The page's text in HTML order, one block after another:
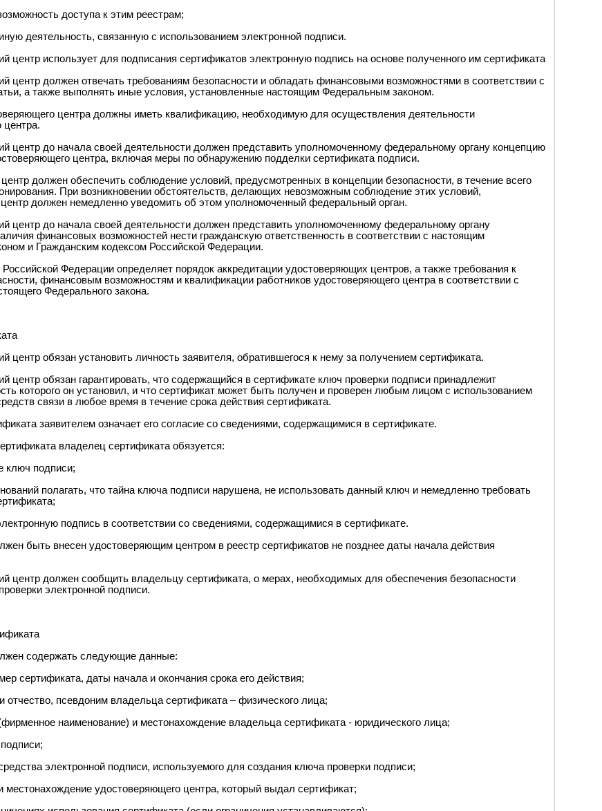
доступа к этим реестрам;
деятельность, связанную с использованием электронной подписи.
центр использует для подписания сертификатов электронную подпись на основе полученного им сертификата
центр должен отвечать требованиям безопасности и обладать финансовыми возможностями в соответствии с
а также выполнять иные условия, установленные настоящим Федеральным законом.
центра должны иметь квалификацию, необходимую для осуществления деятельности
центра.
центр до начала своей деятельности должен представить уполномоченному федеральному органу концепцию
центра, включая меры по обнаружению подделки сертификата подписи.
должен обеспечить соблюдение условий, предусмотренных в концепции безопасности, в течение всего
При возникновении обстоятельств, делающих невозможным соблюдение этих условий,
должен немедленно уведомить об этом уполномоченный федеральный орган.
центр до начала своей деятельности должен представить уполномоченному федеральному органу
финансовых возможностей нести гражданскую ответственность в соответствии с настоящим
и Гражданским кодексом Российской Федерации.
Федерации определяет порядок аккредитации удостоверяющих центров, а также требования к
финансовым возможностям и квалификации работников удостоверяющего центра в соответствии с
Федерального закона.
центр обязан установить личность заявителя, обратившегося к нему за получением сертификата.
центр обязан гарантировать, что содержащийся в сертификате ключ проверки подписи принадлежит
которого он установил, и что сертификат может быть получен и проверен любым лицом с использованием
связи в любое время в течение срока действия сертификата.
заявителем означает его согласие со сведениями, содержащимися в сертификате.
владелец сертификата обязуется:
ключ подписи;
полагать, что тайна ключа подписи нарушена, не использовать данный ключ и немедленно требовать
подпись в соответствии со сведениями, содержащимися в сертификате.
быть внесен удостоверяющим центром в реестр сертификатов не позднее даты начала действия
центр должен сообщить владельцу сертификата, о мерах, необходимых для обеспечения безопасности
электронной подписи.
содержать следующие данные:
сертификата, даты начала и окончания срока его действия;
псевдоним владельца сертификата – физического лица;
наименование) и местонахождение владельца сертификата - юридического лица;
электронной подписи, используемого для создания ключа проверки подписи;
местонахождение удостоверяющего центра, который выдал сертификат;